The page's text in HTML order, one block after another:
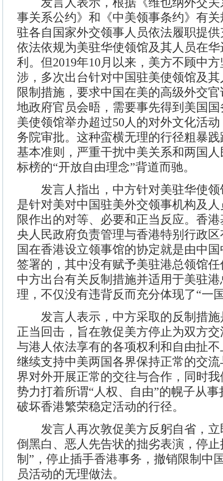
事关系公约》和《中美领事条约》有
驻各自国家外交领事人员依法履职提
依法依规为美驻华使领馆及其人员在
利。但2019年10月以来，美方不顾中
涉，多次出台针对中国驻美使领馆及
限制措施，要求中国在美的高级外交
地政府官员会晤，需要事先得到美国
美使领馆举办超过50人的对外文化活
务院审批。这种蛮横无理的行径粗暴
基本准则，严重干扰中美关系和两国
标榜的“开放自由理念”背道而驰。
发言人指出，中方针对美驻华使领
是针对美对中国驻美外交领事机构及
限作出的对等、必要和正当反应。香
央人民政府负责管理与香港特别行政
国在香港设立领事馆的协定就是由中
签署的，其中没有赋予美驻港总领馆
中方出台有关反制措施并适用于美驻
理，不仅没有违背反而充分体现了“一
发言人表示，中方采取的反制措施
正当回击，旨在敦促美方停止为双方
与港人依法享有的各项权利和自由扯
继续支持中美两国各界保持正常的交
界对外开展正常的交往与合作，同时
势力打着所谓“人权、自由”的幌子从
破坏香港繁荣稳定活动的行径。
发言人再次敦促美方反躬自省，立
倒黑白、恶人先告状的拙劣表演，停
制”，停止插手香港事务，撤销限制中
员活动的无理做法。